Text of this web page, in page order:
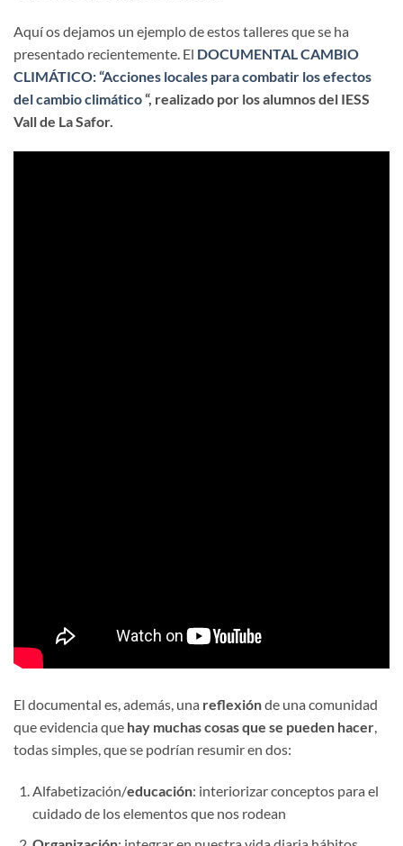
Aquí os dejamos un ejemplo de estos talleres que se ha
presentado recientemente. El DOCUMENTAL CAMBIO
CLIMÁTICO: “Acciones locales para combatir los efectos
del cambio climático“, realizado por los alumnos del IESS
Vall de La Safor.
El documental es, además, una reflexiónde una comunidad
que evidencia que hay muchas cosas que se pueden hacer,
todas simples, que se podrían resumir en dos:
Alfabetización/educación: interiorizar conceptos para el
cuidado de los elementos que nos rodean